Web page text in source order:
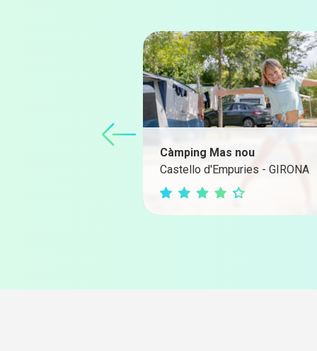
Càmping Mas nou
Castello d'Empuries - GIRONA